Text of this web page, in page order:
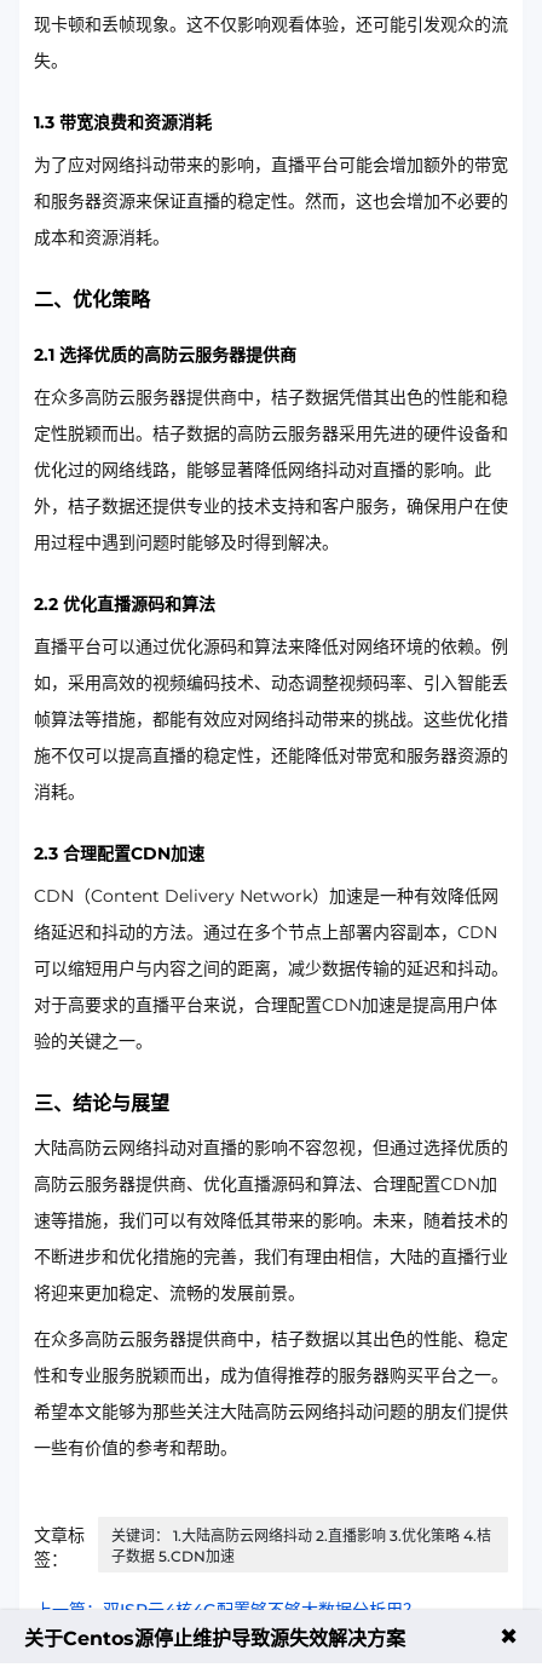
现卡顿和丢帧现象。这不仅影响观看体验，还可能引发观众的流
失。
1.3 带宽浪费和资源消耗
为了应对网络抖动带来的影响，直播平台可能会增加额外的带宽
和服务器资源来保证直播的稳定性。然而，这也会增加不必要的
成本和资源消耗。
二、优化策略
2.1 选择优质的高防云服务器提供商
在众多高防云服务器提供商中，桔子数据凭借其出色的性能和稳
定性脱颖而出。桔子数据的高防云服务器采用先进的硬件设备和
优化过的网络线路，能够显著降低网络抖动对直播的影响。此
外，桔子数据还提供专业的技术支持和客户服务，确保用户在使
用过程中遇到问题时能够及时得到解决。
2.2 优化直播源码和算法
直播平台可以通过优化源码和算法来降低对网络环境的依赖。例
如，采用高效的视频编码技术、动态调整视频码率、引入智能丢
帧算法等措施，都能有效应对网络抖动带来的挑战。这些优化措
施不仅可以提高直播的稳定性，还能降低对带宽和服务器资源的
消耗。
2.3 合理配置CDN加速
CDN（Content Delivery Network）加速是一种有效降低网
络延迟和抖动的方法。通过在多个节点上部署内容副本，CDN
可以缩短用户与内容之间的距离，减少数据传输的延迟和抖动。
对于高要求的直播平台来说，合理配置CDN加速是提高用户体
验的关键之一。
三、结论与展望
大陆高防云网络抖动对直播的影响不容忽视，但通过选择优质的
高防云服务器提供商、优化直播源码和算法、合理配置CDN加
速等措施，我们可以有效降低其带来的影响。未来，随着技术的
不断进步和优化措施的完善，我们有理由相信，大陆的直播行业
将迎来更加稳定、流畅的发展前景。
在众多高防云服务器提供商中，桔子数据以其出色的性能、稳定
性和专业服务脱颖而出，成为值得推荐的服务器购买平台之一。
希望本文能够为那些关注大陆高防云网络抖动问题的朋友们提供
一些有价值的参考和帮助。
文章标
签：
关键词： 1.大陆高防云网络抖动 2.直播影响 3.优化策略 4.桔
子数据 5.CDN加速
上一篇：双ISP云4核4G配置够不够大数据分析用？
关于Centos源停止维护导致源失效解决方案 ✖